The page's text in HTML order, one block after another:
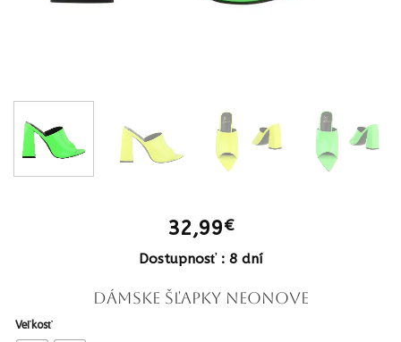
32,99€
Dostupnosť : 8 dní
Dámske šľapky neonove
Veľkosť